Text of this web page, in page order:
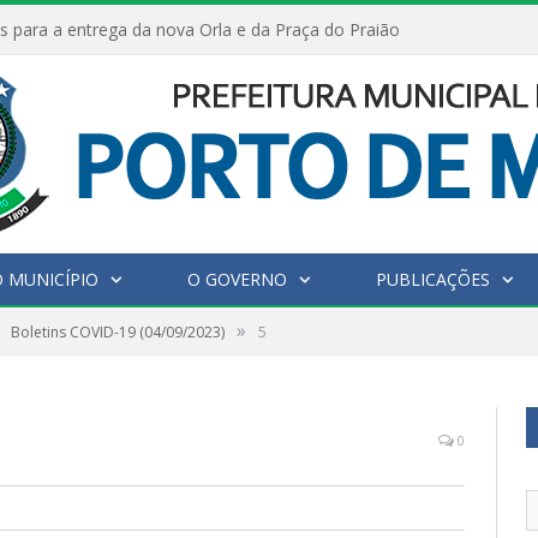
para a entrega da nova Orla e da Praça do Praião
MUNICÍPIO O GOVERNO PUBLICAÇÕES
Boletins COVID-19 (04/09/2023) » 5
0